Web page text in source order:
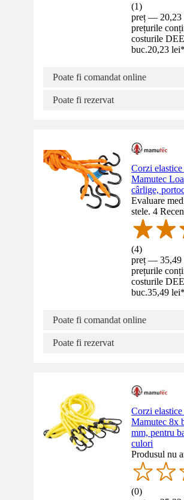
(1)
preț — 20,23
prețurile
costurile
buc.20,23 lei
Poate fi comandat online
Poate fi rezervat
Corzi
Mamutec
cârlige,
Evaluare
stele. 4
(4)
preț — 35,49
prețurile
costurile
buc.35,49 lei
Poate fi comandat online
Poate fi rezervat
Corzi
Mamutec 8x
mm, pentru
culori
Produsul nu
(0)